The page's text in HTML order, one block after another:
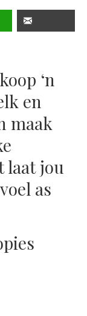
‘n
en
maak
laat jou
as